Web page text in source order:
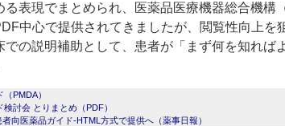
る表現でまとめられ、医薬品医療機器総合機構
中心で提供されてきましたが、閲覧性向上を
での説明補助として、患者が「まず何を知れば
PMDA）
討会 とりまとめ（PDF）
者向医薬品ガイド‐HTML方式で提供へ（薬事日報）